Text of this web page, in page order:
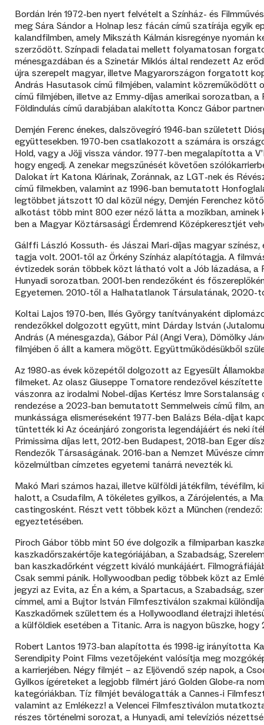
Bordán Irén 1972-ben nyert felvételt a Színház- és
meg Sára Sándor a Holnap lesz fácán című szatírája egyik
kalandfilmben, amely Mikszáth Kálmán kisregénye
szerződött. Színpadi feladatai mellett folyamatosan
ménesgazdában és a Szinetár Miklós által rendezett Az
újra szerepelt magyar, illetve Magyarországon forgatott
András Hasutasok című filmjében, valamint közreműködött
című filmjében, illetve az Emmy-díjas amerikai sorozatban,
Földindulás című darabjában alakította Koncz Gábor
Demjén Ferenc énekes, dalszövegíró 1946-ban született
együttesekben. 1970-ben csatlakozott a számára is
Hold, vagy a Jöjj vissza vándor. 1977-ben megalapította a
hogy engedj. A zenekar megszűnését követően
Dalokat írt Katona Klárinak, Zoránnak, az LGT-nek és
című filmekben, valamint az 1996-ban bemutatott
legtöbbet játszott 10 dal közül négy, Demjén Ferenchez
alkotást több mint 800 ezer néző látta a mozikban,
ben a Magyar Köztársasági Érdemrend Középkeresztjét
Gálffi László Kossuth- és Jászai Mari-díjas magyar
tagja volt. 2001-től az Örkény Színház alapítótagja. A
évtizedek során többek közt látható volt a Jób lázadása, a
Hunyadi sorozatban. 2001-ben rendezőként és
Egyetemen. 2010-től a Halhatatlanok Társulatának, 2020-
Koltai Lajos 1970-ben, Illés György tanítványaként
rendezőkkel dolgozott együtt, mint Dárday István
András (A ménesgazda), Gábor Pál (Angi Vera), Dömölky
filmjében ő állt a kamera mögött. Együttműködésükből
Az 1980-as évek közepétől dolgozott az Egyesült
filmeket. Az olasz Giuseppe Tornatore rendezővel
vászonra az irodalmi Nobel-díjas Kertész Imre
rendezése a 2023-ban bemutatott Semmelweis című film,
munkássága elismeréseként 1977-ben Balázs Béla-díjat
tüntették ki Az óceánjáró zongorista legendájáért és neki
Primissima díjas lett, 2012-ben Budapest, 2018-ban Eger
Rendezők Társaságának. 2016-ban a Nemzet Művésze
közelmúltban címzetes egyetemi tanárrá nevezték ki.
Makó Mari számos hazai, illetve külföldi játékfilm,
halott, a Csudafilm, A tökéletes gyilkos, a Zárójelentés, a
castingosként. Részt vett többek közt a München (rendező:
egyeztetésében.
Piroch Gábor több mint 50 éve dolgozik a filmiparban
kaszkadőrszakértője kategóriájában, a Szabadság,
ban kaszkadőrként végzett kiváló munkájáért.
Csak semmi pánik. Hollywoodban pedig többek közt az
jegyzi az Evita, az Én a kém, a Spartacus, a Szabadság,
címmel, ami a Bujtor István Filmfesztiválon szakmai
Kaszkadőrnek születtem és a Hollywoodland életrajzi
a külföldiek esetében a Titanic. Arra is nagyon büszke,
Robert Lantos 1973-ban alapította és 1998-ig irányította
Serendipity Point Films vezetőjeként valósítja meg
a karrierjében. Négy filmjét – az Eljövendő szép napok, a
Gyilkos ígéreteket a legjobb filmért járó Golden Globe-ra
kategóriákban. Tíz filmjét beválogatták a Cannes-i
valamint az Emlékezz! a Velencei Filmfesztiválon
részes történelmi sorozat, a Hunyadi, ami televíziós